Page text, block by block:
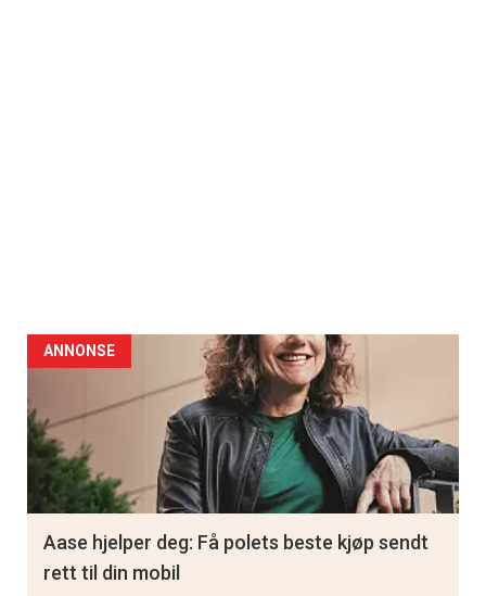
ANNONSE
Aase hjelper deg: Få polets beste kjøp sendt
rett til din mobil